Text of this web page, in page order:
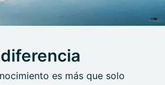
es más que solo